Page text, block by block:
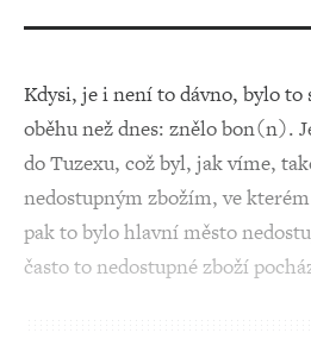
Kdysi, je i není to dávno, bylo
oběhu než dnes: znělo bon(n).
do Tuzexu, což byl, jak víme,
nedostupným zbožím, ve
pak to bylo hlavní město
často to nedostupné zboží